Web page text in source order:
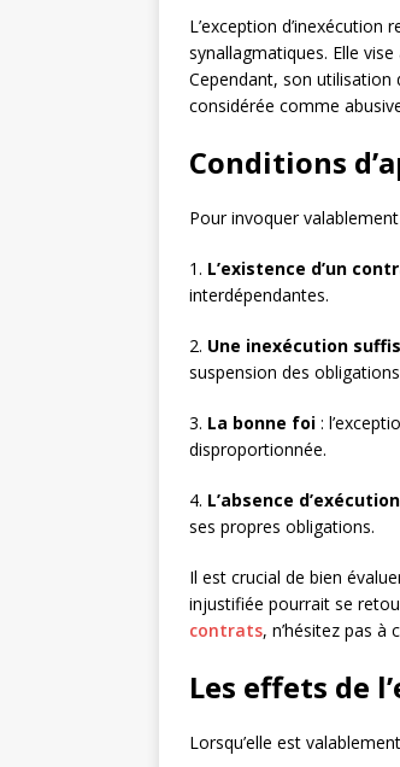
L’exception d’inexécution
synallagmatiques. Elle
Cependant, son utilisation
considérée comme
Conditions
Pour invoquer
1. L’existence d’un
interdépendantes.
2. Une inexécution
suspension des
3. La bonne foi :
disproportionnée.
4. L’absence
ses propres obligations.
Il est crucial de bien
injustifiée pourrait se
contrats, n’hésitez pas à
Les effets de
Lorsqu’elle est